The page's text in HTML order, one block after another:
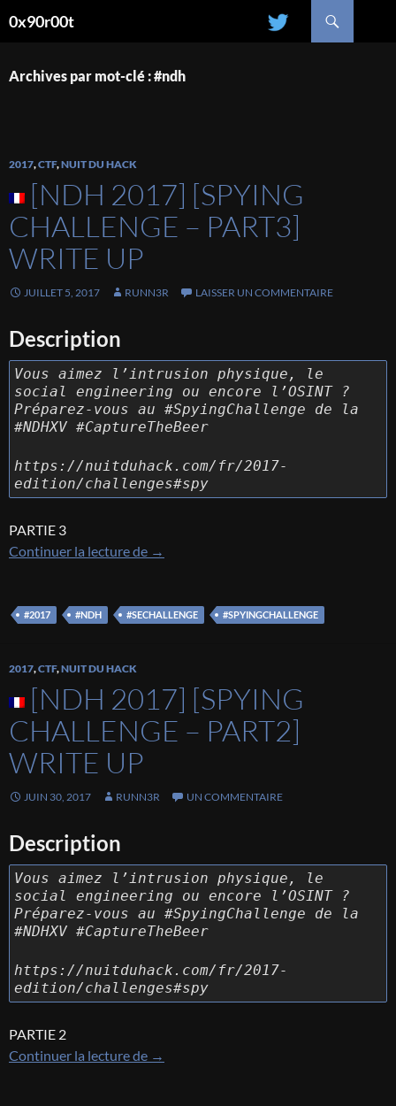
0x90r00t
CONTENU
Archives par mot-clé : #ndh
2017,CTF,NUIT DU HACK
[NDH 2017] [SPYING
CHALLENGE – PART3]
WRITE UP
JUILLET 5, 2017 RUNN3R LAISSER UN COMMENTAIRE
Description
Vous aimez l’intrusion physique, le
social engineering ou encore l’OSINT ?
Préparez-vous au #SpyingChallenge de la
#NDHXV #CaptureTheBeer
https://nuitduhack.com/fr/2017-
edition/challenges#spy
PARTIE 3
Continuer la lecture de [NDH 2017] [Spying Challenge – Part3]
→
#2017 #NDH #SECHALLENGE #SPYINGCHALLENGE
2017,CTF,NUIT DU HACK
[NDH 2017] [SPYING
CHALLENGE – PART2]
WRITE UP
JUIN 30, 2017 RUNN3R UN COMMENTAIRE
Description
Vous aimez l’intrusion physique, le
social engineering ou encore l’OSINT ?
Préparez-vous au #SpyingChallenge de la
#NDHXV #CaptureTheBeer
https://nuitduhack.com/fr/2017-
edition/challenges#spy
PARTIE 2
Continuer la lecture de [NDH 2017] [Spying Challenge – Part2]
→